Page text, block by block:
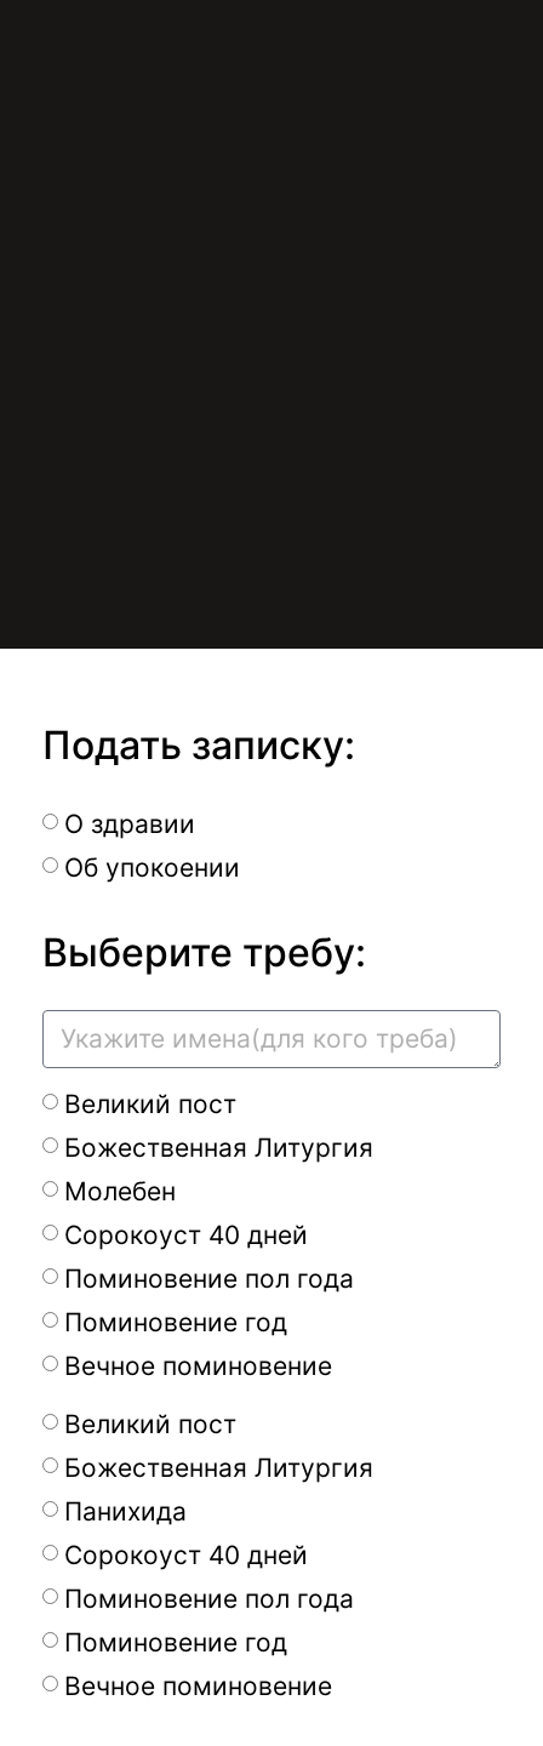
Подать записку:
О здравии
Об упокоении
Выберите требу:
Великий пост
Божественная Литургия
Молебен
Сорокоуст 40 дней
Поминовение пол года
Поминовение год
Вечное поминовение
Великий пост
Божественная Литургия
Панихида
Сорокоуст 40 дней
Поминовение пол года
Поминовение год
Вечное поминовение